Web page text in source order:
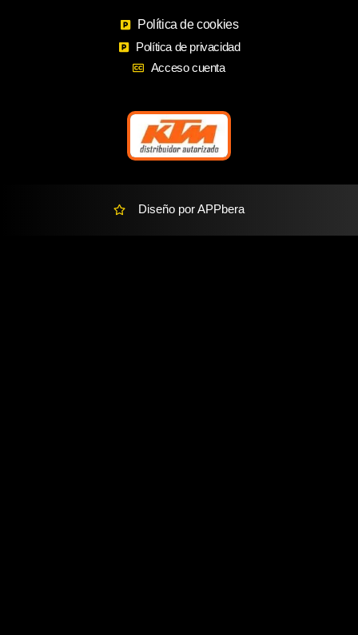
o
o
k
g
r
a
m
a
r
k
e
a
Política de cookies
Política de privacidad
Acceso cuenta
Diseño por APPbera